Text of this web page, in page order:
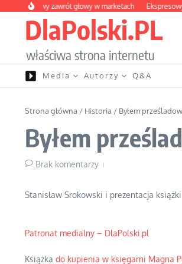
Przejdź do treści
owocowy zawrót głowy w marketach Ekspresowy
DlaPolski.PL
właściwa strona internetu
Media Autorzy Q&A
Strona główna / Historia / Byłem
Byłem
Brak komentarzy
Stanisław Srokowski i prezentacja
Patronat medialny – DlaPolski.pl
Książka do kupienia w księgarni Magna